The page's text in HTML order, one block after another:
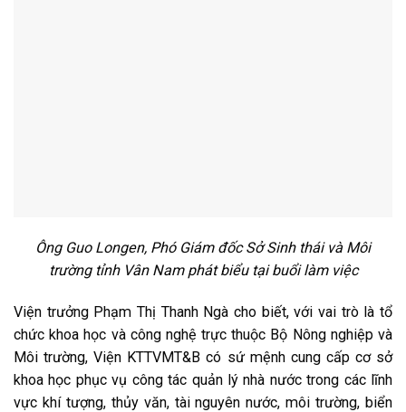
Ông Guo Longen, Phó Giám đốc Sở Sinh thái và Môi
trường tỉnh Vân Nam phát biểu tại buổi làm việc
Viện trưởng Phạm Thị Thanh Ngà cho biết, với vai trò là tổ
chức khoa học và công nghệ trực thuộc Bộ Nông nghiệp và
Môi trường, Viện KTTVMT&B có sứ mệnh cung cấp cơ sở
khoa học phục vụ công tác quản lý nhà nước trong các lĩnh
vực khí tượng, thủy văn, tài nguyên nước, môi trường, biển